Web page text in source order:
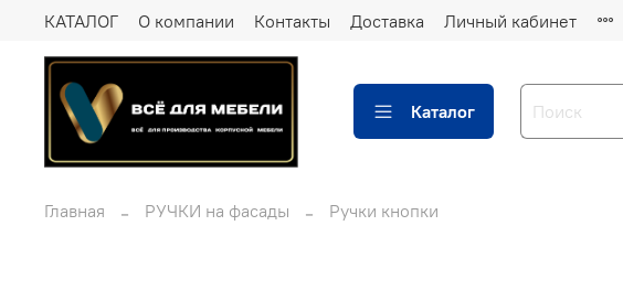
КАТАЛОГ О компании Контакты Доставка Личный кабинет
Каталог
Главная РУЧКИ на фасады Ручки кнопки